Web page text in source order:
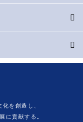
を創造し、
に貢献する。